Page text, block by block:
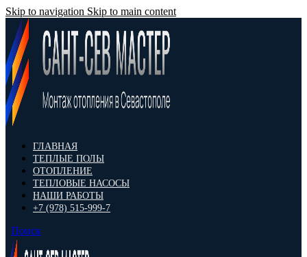
Skip to navigation Skip to main content
ГЛАВНАЯ
ТЕПЛЫЕ ПОЛЫ
ОТОПЛЕНИЕ
ТЕПЛОВЫЕ НАСОСЫ
НАШИ РАБОТЫ
+7 (978) 515-999-7
Поиск